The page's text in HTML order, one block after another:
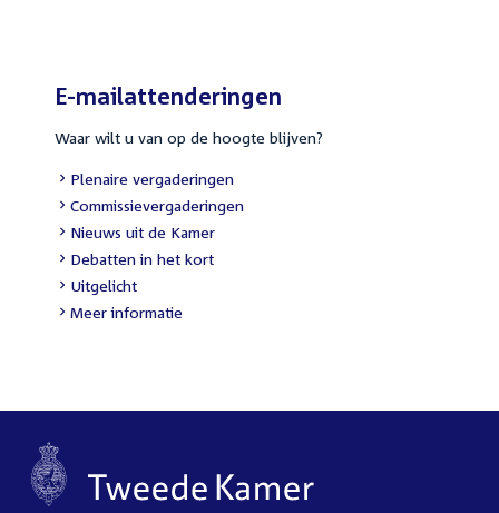
E-mailattenderingen
Waar wilt u van op de hoogte blijven?
External
link:
Plenaire vergaderingen
External
link:
Commissievergaderingen
External
link:
Nieuws uit de Kamer
External
link:
Debatten in het kort
External
link:
Uitgelicht
Meer informatie